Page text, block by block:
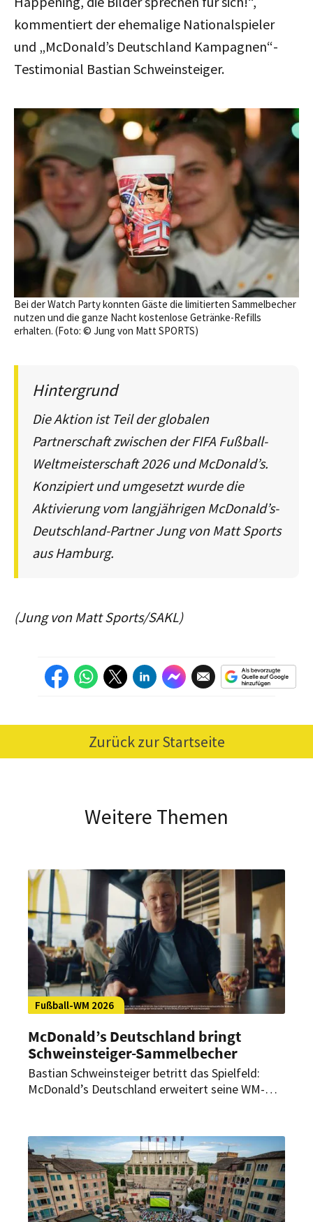
kommentiert der ehemalige Nationalspieler
und „McDonald’s Deutschland Kampagnen“-
Testimonial Bastian Schweinsteiger.
Bei der Watch Party konnten Gäste die limitierten Sammelbecher
nutzen und die ganze Nacht kostenlose Getränke-Refills
erhalten. (Foto: © Jung von Matt SPORTS)
Hintergrund
Die Aktion ist Teil der globalen
Partnerschaft zwischen der FIFA Fußball-
Weltmeisterschaft 2026 und McDonald’s.
Konzipiert und umgesetzt wurde die
Aktivierung vom langjährigen McDonald’s-
Deutschland-Partner Jung von Matt Sports
aus Hamburg.
(Jung von Matt Sports/SAKL)
Zurück zur Startseite
Weitere Themen
Fußball-WM 2026
McDonald’s Deutschland bringt
Schweinsteiger-Sammelbecher
Bastian Schweinsteiger betritt das Spielfeld:
McDonald’s Deutschland erweitert seine WM-
Berlin ist zudem ein nächtliches Public Viewing
im Pyjama geplant.